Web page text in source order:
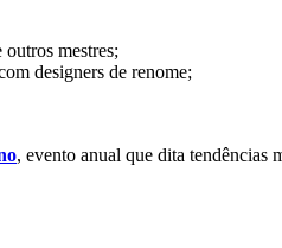
mestres;
designers de renome;
, evento anual que dita tendências